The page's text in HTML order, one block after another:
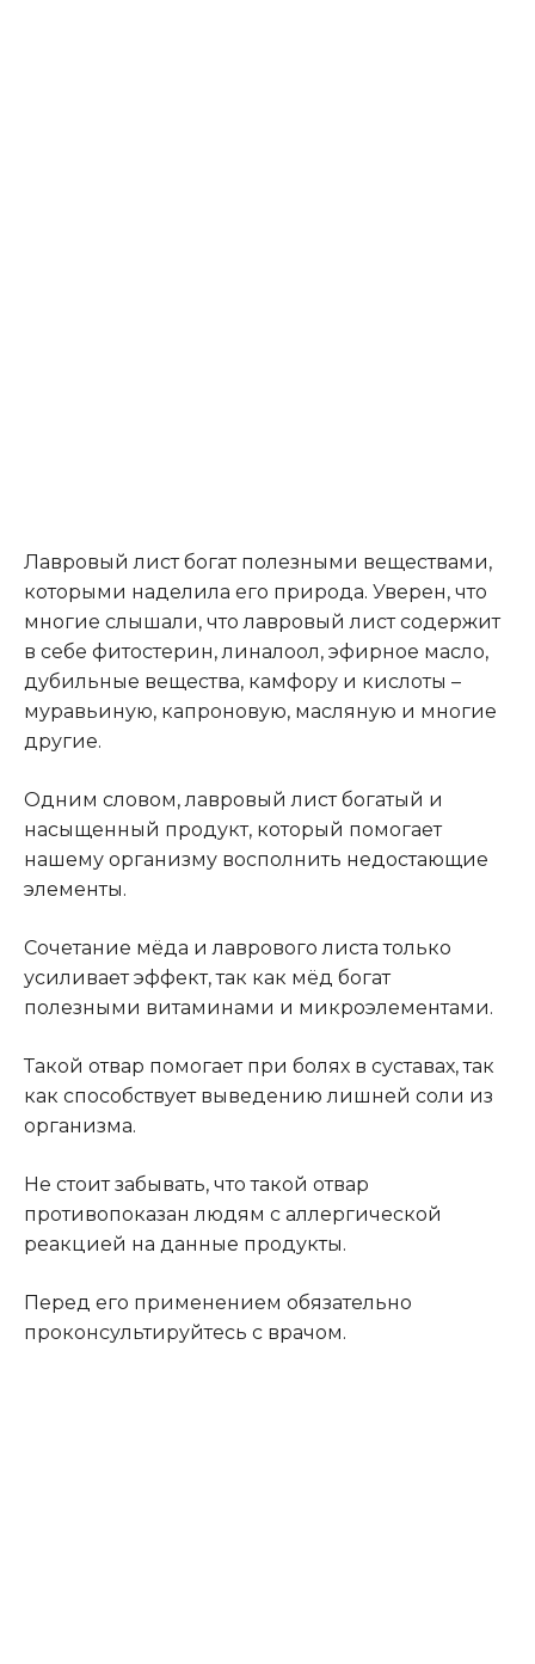
Лавровый лист богат полезными веществами,
которыми наделила его природа. Уверен, что
многие слышали, что лавровый лист содержит
в себе фитостерин, линалоол, эфирное масло,
дубильные вещества, камфору и кислоты –
муравьиную, капроновую, масляную и многие
другие.
Одним словом, лавровый лист богатый и
насыщенный продукт, который помогает
нашему организму восполнить недостающие
элементы.
Сочетание мёда и лаврового листа только
усиливает эффект, так как мёд богат
полезными витаминами и микроэлементами.
Такой отвар помогает при болях в суставах, так
как способствует выведению лишней соли из
организма.
Не стоит забывать, что такой отвар
противопоказан людям с аллергической
реакцией на данные продукты.
Перед его применением обязательно
проконсультируйтесь с врачом.